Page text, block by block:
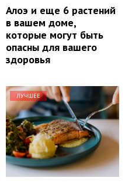
Алоэ и еще 6 растений
в вашем доме,
которые могут быть
опасны для вашего
здоровья
ЛУЧШЕЕ